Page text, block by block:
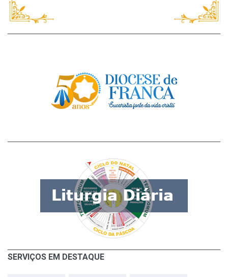
SERVIÇOS EM DESTAQUE